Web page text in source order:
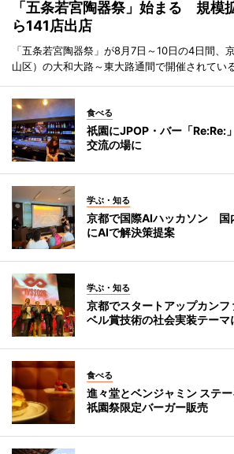
「五条若宮陶器祭」始まる 規模
ら141店出店
「五条若宮陶器祭」が8月7日～10日の4日間、
山区）の大和大路～東大路通間で開催されている
食べる
祇園にJPOP・バー「
交流の場に
学ぶ・知る
京都で国際AIハッカソン 国
にAIで解決策提案
学ぶ・知る
京都でスタートアップカン
ベル賞技術の社会実装テーマ
食べる
進々堂とベンジャミン ステ
祇園祭限定バーガー販売